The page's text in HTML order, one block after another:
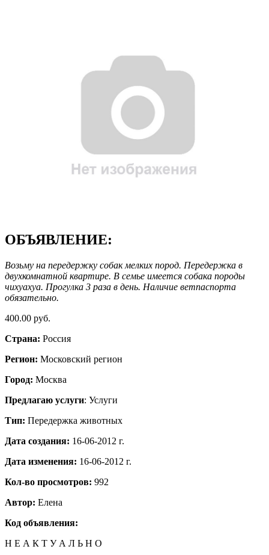
ОБЪЯВЛЕНИЕ:
Возьму на передержку собак мелких пород. Передержка в
двухкомнатной квартире. В семье имеется собака породы
чихуахуа. Прогулка 3 раза в день. Наличие ветпаспорта
обязательно.
400.00 руб.
Страна: Россия
Регион: Московский регион
Город: Москва
Предлагаю услуги: Услуги
Тип: Передержка животных
Дата создания: 16-06-2012 г.
Дата изменения: 16-06-2012 г.
Кол-во просмотров: 992
Автор: Елена
Код объявления:
Н Е А К Т У А Л Ь Н О